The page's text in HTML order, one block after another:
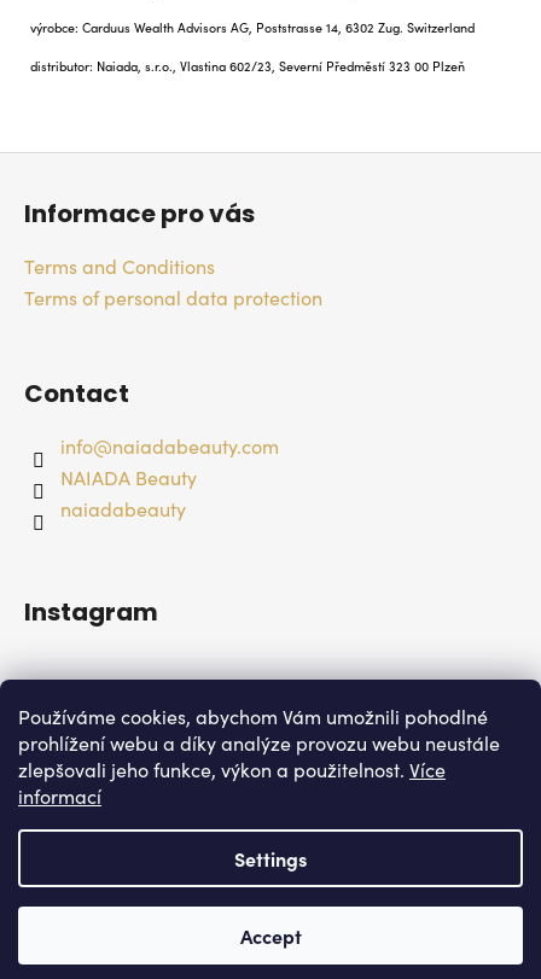
Používáme cookies, abychom Vám umožnili pohodlné
prohlížení webu a díky analýze provozu webu neustále
zlepšovali jeho funkce, výkon a použitelnost. Více
informací
Settings
Accept
výrobce: Carduus Wealth Advisors AG, Poststrasse 14, 6302 Zug. Switzerland
distributor: Naiada, s.r.o., Vlastina 602/23, Severní Předměstí 323 00 Plzeň
F
Informace pro vás
Terms and Conditions
Terms of personal data protection
Contact
info@naiadabeauty.com
NAIADA Beauty
naiadabeauty
Instagram
Follow on Instagram
Created by Shoptet
Copyright 2026Naiada sro. All rights reserved.